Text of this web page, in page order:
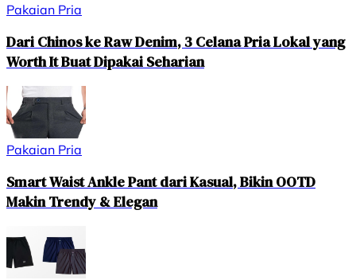
Pakaian Pria
Dari Chinos ke Raw Denim, 3 Celana Pria Lokal yang
Worth It Buat Dipakai Seharian
Pakaian Pria
Smart Waist Ankle Pant dari Kasual, Bikin OOTD
Makin Trendy & Elegan